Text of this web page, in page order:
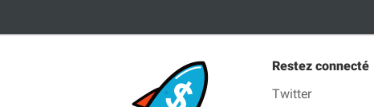
Restez connecté
Twitter